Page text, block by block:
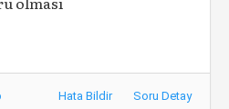
Hata Bildir Soru Detay